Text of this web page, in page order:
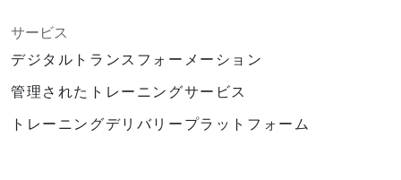
サービス
デジタルトランスフォーメーション
管理されたトレーニングサービス
トレーニングデリバリープラットフォーム